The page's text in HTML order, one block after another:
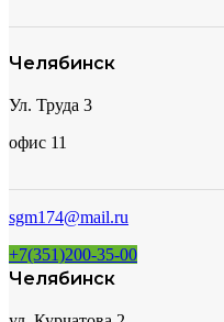
Челябинск
Ул. Труда 3
офис 11
sgm174@mail.ru
+7(351)200-35-00
Челябинск